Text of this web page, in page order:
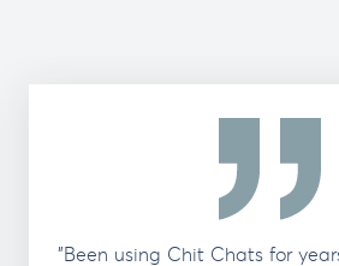
"Been using Chit Chats for